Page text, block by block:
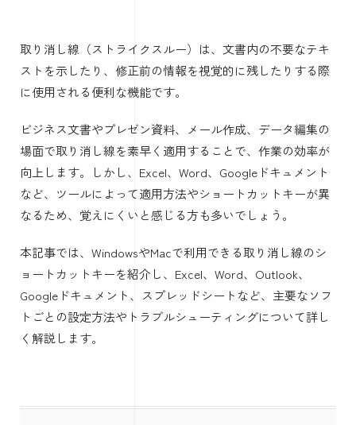
取り消し線（ストライクスルー）は、文書内の不要なテキ
ストを示したり、修正前の情報を視覚的に残したりする際
に使用される便利な機能です。
ビジネス文書やプレゼン資料、メール作成、データ編集の
場面で取り消し線を素早く適用することで、作業の効率が
向上します。しかし、Excel、Word、Googleドキュメント
など、ツールによって適用方法やショートカットキーが異
なるため、覚えにくいと感じる方も多いでしょう。
本記事では、WindowsやMacで利用できる取り消し線のシ
ョートカットキーを紹介し、Excel、Word、Outlook、
Googleドキュメント、スプレッドシートなど、主要なソフ
トごとの設定方法やトラブルシューティングについて詳し
く解説します。